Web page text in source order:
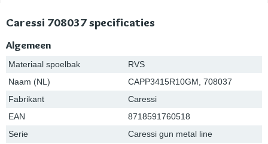
Caressi 708037 specificaties
Algemeen
Materiaal spoelbak
RVS
Naam (NL)
CAPP3415R10GM, 708037
Fabrikant
Caressi
EAN
8718591760518
Serie
Caressi gun metal line